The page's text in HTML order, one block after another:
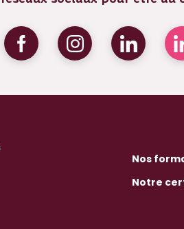
Nos
Notre